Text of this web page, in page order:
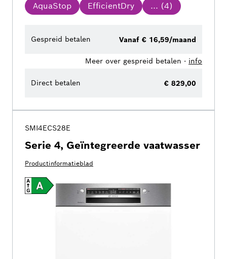
AquaStop EfficientDry ... (4)
Gespreid betalen Vanaf € 16,59/maand
Meer over gespreid betalen - info
Direct betalen € 829,00
SMI4ECS28E
Serie 4, Geïntegreerde vaatwasser
Productinformatieblad